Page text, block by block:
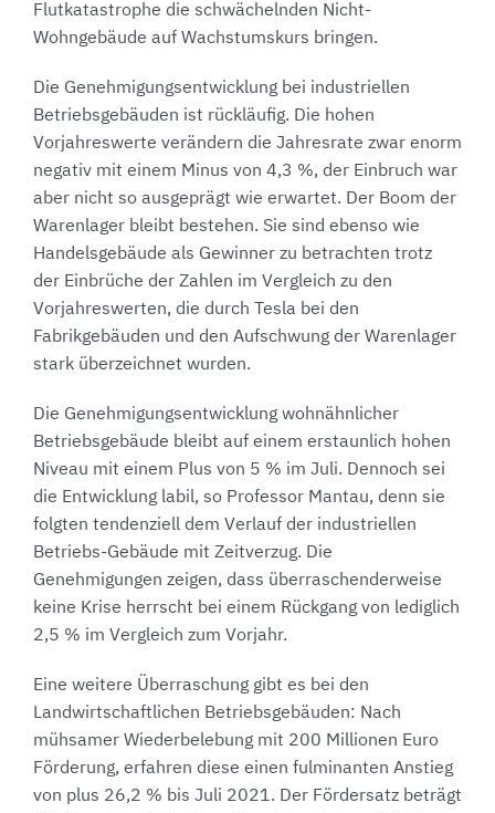
Flutkatastrophe die schwächelnden Nicht-
Wohngebäude auf Wachstumskurs bringen.
Die Genehmigungsentwicklung bei industriellen
Betriebsgebäuden ist rückläufig. Die hohen
Vorjahreswerte verändern die Jahresrate zwar enorm
negativ mit einem Minus von 4,3 %, der Einbruch war
aber nicht so ausgeprägt wie erwartet. Der Boom der
Warenlager bleibt bestehen. Sie sind ebenso wie
Handelsgebäude als Gewinner zu betrachten trotz
der Einbrüche der Zahlen im Vergleich zu den
Vorjahreswerten, die durch Tesla bei den
Fabrikgebäuden und den Aufschwung der Warenlager
stark überzeichnet wurden.
Die Genehmigungsentwicklung wohnähnlicher
Betriebsgebäude bleibt auf einem erstaunlich hohen
Niveau mit einem Plus von 5 % im Juli. Dennoch sei
die Entwicklung labil, so Professor Mantau, denn sie
folgten tendenziell dem Verlauf der industriellen
Betriebs-Gebäude mit Zeitverzug. Die
Genehmigungen zeigen, dass überraschenderweise
keine Krise herrscht bei einem Rückgang von lediglich
2,5 % im Vergleich zum Vorjahr.
Eine weitere Überraschung gibt es bei den
Landwirtschaftlichen Betriebsgebäuden: Nach
mühsamer Wiederbelebung mit 200 Millionen Euro
Förderung, erfahren diese einen fulminanten Anstieg
von plus 26,2 % bis Juli 2021. Der Fördersatz beträgt